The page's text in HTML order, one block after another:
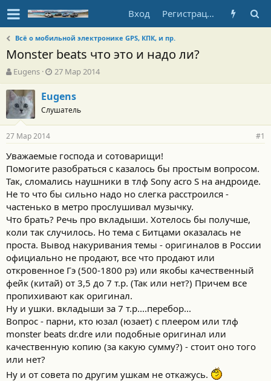
Вход Регистрация
Всё о мобильной электронике GPS, КПК, и пр.
Monster beats что это и надо ли?
А
в
т
о
р
т
е
м
ы
Eugens
Д
а
т
а
н
а
а
л
а
27 Мар 2014
Eugens
Слушатель
27 Мар 2014 #1
Уважаемые господа и сотоварищи!
Помогите разобраться с казалось бы простым вопросом.
Так, сломались наушники в тлф Sony acro S на андроиде.
Не то что бы сильно надо но слегка расстроился -
частенько в метро прослушивал музычку.
Что брать? Речь про вкладыши. Хотелось бы получше,
коли так случилось. Но тема с Битцами оказалась не
проста. Вывод накуривания темы - оригиналов в России
официально не продают, все что продают или
откровенное Гэ (500-1800 рэ) или якобы качественный
фейк (китай) от 3,5 до 7 т.р. (Так или нет?) Причем все
пропихивают как оригинал.
Ну и ушки. вкладыши за 7 т.р....перебор...
Вопрос - парни, кто юзал (юзает) с плеером или тлф
monster beats dr.dre или подобные оригинал или
качественную копию (за какую сумму?) - стоит оно того
или нет?
Ну и от совета по другим ушкам не откажусь.